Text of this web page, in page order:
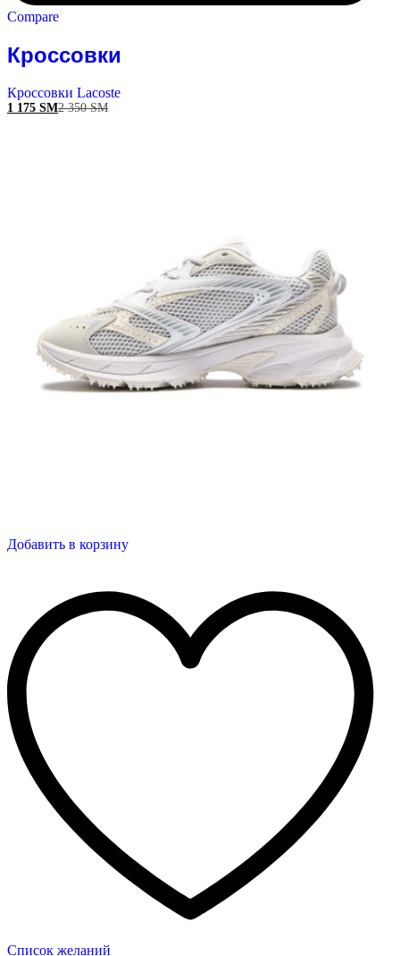
Compare
Кроссовки
Кроссовки Lacoste
1 175 ЅМ2 350ЅМ
Добавить в корзину
Список желаний